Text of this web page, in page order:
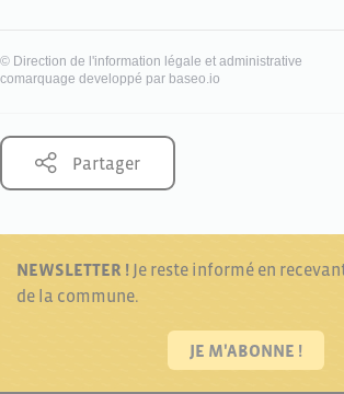
© Direction de l'information légale et administrative
comarquage developpé par baseo.io
Partager
NEWSLETTER ! Je reste informé en
de la commune.
JE M'ABONNE !